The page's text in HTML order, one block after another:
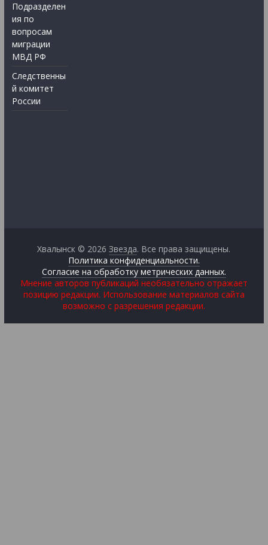
Подразделен
ия по
вопросам
миграции
МВД РФ
Следственны
й комитет
России
Хвалынск © 2026Звезда. Все права защищены.
Политика конфиденциальности.
Согласие на обработку метрических данных.
Мнение авторов публикаций необязательно отражает
позицию редакции. Использование материалов сайта
возможно с разрешения редакции.